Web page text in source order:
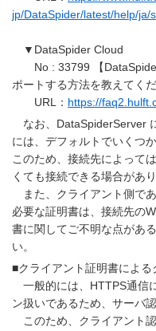
jp/DataSpider/latest/help/ja/
▼DataSpider Cloud
No : 33799 【DataSpider
ポートする方法を教えてく
URL： https://
なお、DataSpiderServer
には、デフォルトでいくつ
このため、接続先によって
くても接続できる場合があり
また、クライアント側で
必要な証明書は、接続先の
書に関してご不明な点があ
い。
■クライアント証明書による
一般的には、HTTPS通信
ン扱いであるため、サーバ
このため、クライアント